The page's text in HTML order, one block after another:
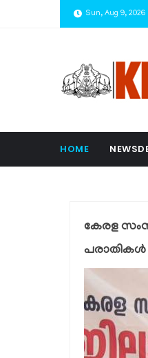
Sun, Aug 9, 2026
HOME
കേരള
പരാതികള്‍